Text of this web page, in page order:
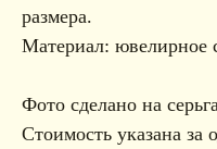
размера.
Материал: ювелирное
Фото сделано на
Стоимость указана за